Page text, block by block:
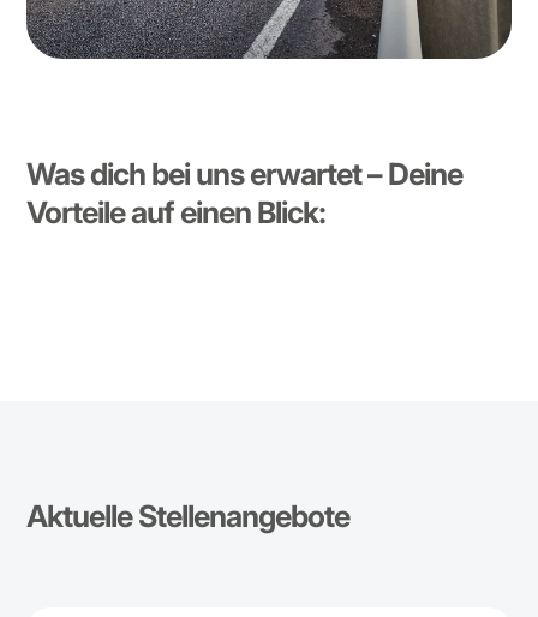
Was dich bei uns erwartet – Deine
Vorteile auf einen Blick:
Aktuelle Stellenangebote